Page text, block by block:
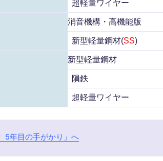
超軽量ワイヤー
消音機構・高機能版
新型軽量鋼材(SS)
新型軽量鋼材
隕鉄
超軽量ワイヤー
5年目の手がかり」へ